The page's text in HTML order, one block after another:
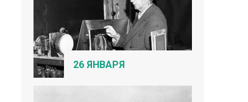
26 ЯНВАРЯ